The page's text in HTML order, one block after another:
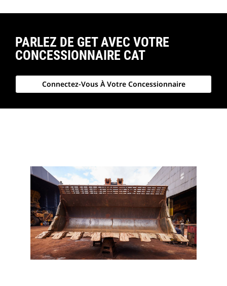
PARLEZ DE GET AVEC VOTRE
CONCESSIONNAIRE CAT
Connectez-Vous À Votre Concessionnaire